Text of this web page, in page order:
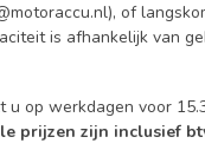
), of
is afhankelijk van
op werkdagen voor
prijzen zijn inclusief